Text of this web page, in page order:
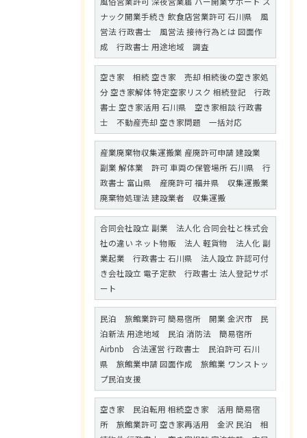
ナック開業手続き 飲食店営業許可 石川県 風
営法 行政書士 風営法 接待行為とは 図面作
成 行政書士 用途地域 調査
空き家 相続 空き家 売却 相続後の空き家処
分 空き家解体 特定空家リスク 相続登記 行政
書士 空き家活用 石川県 空き家相談 行政書
士 不動産売却 空き家問題 一括対応
産業廃棄物収集運搬業 産廃許可申請 建設業
副業 解体業 許可 車両の保管場所 石川県 行
政書士 富山県 産廃許可 福井県 収集運搬業
廃棄物処理法 建設業者 収集運搬
合同会社設立 副業 法人化 合同会社と株式会
社の違い ネット物販 法人 軽貨物 法人化 副
業起業 行政書士 石川県 法人設立 許認可付
き会社設立 電子定款 行政書士 法人登記サポ
ート
民泊 旅館業許可 簡易宿所 開業 金沢市 民
泊新法 用途地域 民泊 消防法 簡易宿所
Airbnb 合法運営 行政書士 民泊許可 石川
県 旅館業申請 図面作成 旅館業 ワンストッ
プ民泊支援
空き家 民泊転用 相続空き家 活用 簡易宿
所 旅館業許可 空き家再活用 金沢 民泊 相